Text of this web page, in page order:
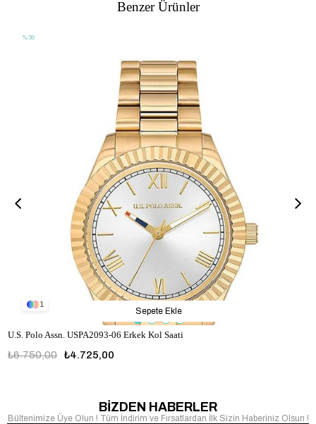
Benzer Ürünler
1
U.S. Polo Assn. USPA2093-06 Erkek Kol Saati
₺4.725,00
₺6.750,00
Sepete Ekle
%30
BİZDEN HABERLER
Bültenimize Üye Olun ! Tüm İndirim ve Fırsatlardan İlk Sizin Haberiniz Olsun !